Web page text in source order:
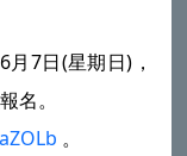
6月7日(星期日) ，
名。
。